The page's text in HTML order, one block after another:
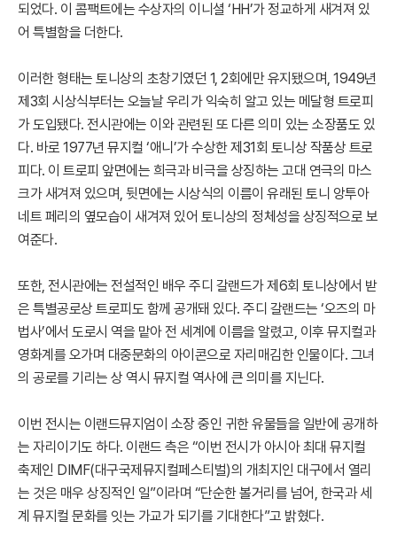
되었다. 이 콤팩트에는 수상자의 이니셜 ‘HH’가 정교하게 새겨져 있
어 특별함을 더한다.
이러한 형태는 토니상의 초창기였던 1, 2회에만 유지됐으며, 1949년
제3회 시상식부터는 오늘날 우리가 익숙히 알고 있는 메달형 트로피
가 도입됐다. 전시관에는 이와 관련된 또 다른 의미 있는 소장품도 있
다. 바로 1977년 뮤지컬 ‘애니’가 수상한 제31회 토니상 작품상 트로
피다. 이 트로피 앞면에는 희극과 비극을 상징하는 고대 연극의 마스
크가 새겨져 있으며, 뒷면에는 시상식의 이름이 유래된 토니 앙투아
네트 페리의 옆모습이 새겨져 있어 토니상의 정체성을 상징적으로 보
여준다.
또한, 전시관에는 전설적인 배우 주디 갈랜드가 제6회 토니상에서 받
은 특별공로상 트로피도 함께 공개돼 있다. 주디 갈랜드는 ‘오즈의 마
법사’에서 도로시 역을 맡아 전 세계에 이름을 알렸고, 이후 뮤지컬과
영화계를 오가며 대중문화의 아이콘으로 자리매김한 인물이다. 그녀
의 공로를 기리는 상 역시 뮤지컬 역사에 큰 의미를 지닌다.
이번 전시는 이랜드뮤지엄이 소장 중인 귀한 유물들을 일반에 공개하
는 자리이기도 하다. 이랜드 측은 “이번 전시가 아시아 최대 뮤지컬
축제인 DIMF(대구국제뮤지컬페스티벌)의 개최지인 대구에서 열리
는 것은 매우 상징적인 일”이라며 “단순한 볼거리를 넘어, 한국과 세
계 뮤지컬 문화를 잇는 가교가 되기를 기대한다”고 밝혔다.